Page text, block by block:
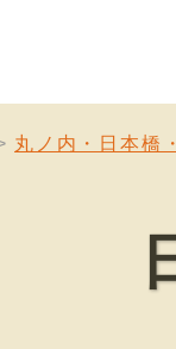
丸ノ内・日本橋